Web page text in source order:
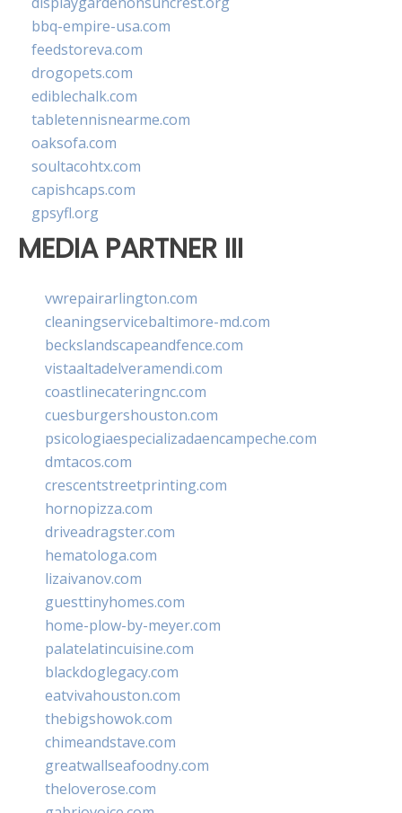
bbq-empire-usa.com
feedstoreva.com
drogopets.com
ediblechalk.com
tabletennisnearme.com
oaksofa.com
soultacohtx.com
capishcaps.com
gpsyfl.org
MEDIA PARTNER III
vwrepairarlington.com
cleaningservicebaltimore-md.com
beckslandscapeandfence.com
vistaaltadelveramendi.com
coastlinecateringnc.com
cuesburgershouston.com
psicologiaespecializadaencampeche.com
dmtacos.com
crescentstreetprinting.com
hornopizza.com
driveadragster.com
hematologa.com
lizaivanov.com
guesttinyhomes.com
home-plow-by-meyer.com
palatelatincuisine.com
blackdoglegacy.com
eatvivahouston.com
thebigshowok.com
chimeandstave.com
greatwallseafoodny.com
theloverose.com